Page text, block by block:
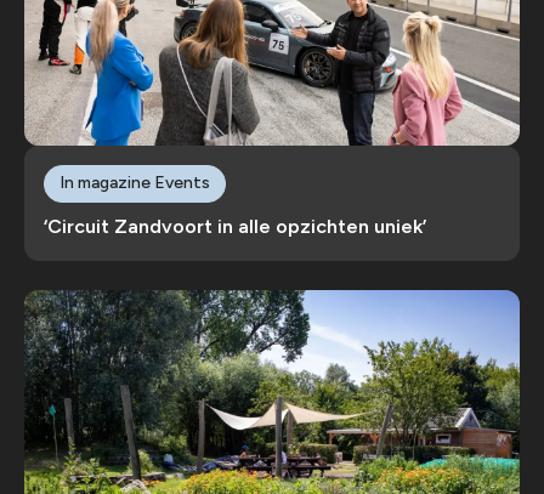
‘Circuit Zandvoort in alle opzichten uniek’
In magazine Events